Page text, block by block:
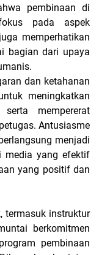
pembinaan di
pada aspek
memperhatikan
bagian dari upaya
dan ketahanan
meningkatkan
serta mempererat
Antusiasme
menjadi
media yang efektif
yang positif dan
termasuk instruktur
berkomitmen
pembinaan